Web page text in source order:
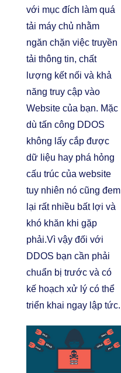
với mục đích làm quá
tải máy chủ nhằm
ngăn chặn việc truyền
tải thông tin, chất
lượng kết nối và khả
năng truy cập vào
Website của bạn. Mặc
dù tấn công DDOS
không lấy cắp được
dữ liệu hay phá hỏng
cấu trúc của website
tuy nhiên nó cũng đem
lại rất nhiều bất lợi và
khó khăn khi gặp
phải.Vì vậy đối với
DDOS bạn cần phải
chuẩn bị trước và có
kế hoạch xử lý có thể
triển khai ngay lập tức.